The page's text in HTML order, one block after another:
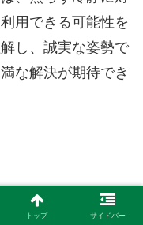
用できる可能性を
し、誠実な姿勢で
な解決が期待でき
法とは？手順
トップ サイドバー